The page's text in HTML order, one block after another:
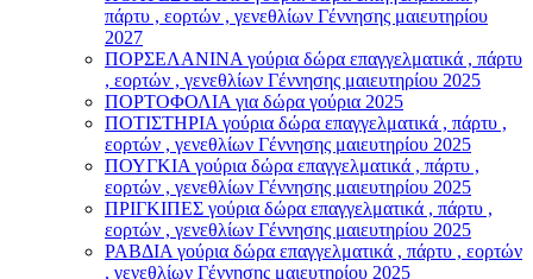
πάρτυ , εορτών , γενεθλίων Γέννησης μαιευτηρίου
2027
ΠΟΡΣΕΛΑΝΙΝΑ γούρια δώρα επαγγελματικά , πάρτυ
, εορτών , γενεθλίων Γέννησης μαιευτηρίου 2025
ΠΟΡΤΟΦΟΛΙΑ για δώρα γούρια 2025
ΠΟΤΙΣΤΗΡΙΑ γούρια δώρα επαγγελματικά , πάρτυ ,
εορτών , γενεθλίων Γέννησης μαιευτηρίου 2025
ΠΟΥΓΚΙΑ γούρια δώρα επαγγελματικά , πάρτυ ,
εορτών , γενεθλίων Γέννησης μαιευτηρίου 2025
ΠΡΙΓΚΙΠΕΣ γούρια δώρα επαγγελματικά , πάρτυ ,
εορτών , γενεθλίων Γέννησης μαιευτηρίου 2025
ΡΑΒΔΙΑ γούρια δώρα επαγγελματικά , πάρτυ , εορτών
, γενεθλίων Γέννησης μαιευτηρίου 2025